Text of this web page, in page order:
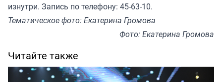
изнутри. Запись по телефону: 45-63-10.
Тематическое фото: Екатерина Громова
Фото: Екатерина Громова
Читайте также